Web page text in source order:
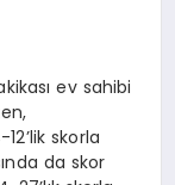
ev sahibi
skorla
da skor